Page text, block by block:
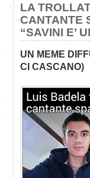
LA
CANTANTE
“SAVINI E’
UN MEME
CI CASCANO)